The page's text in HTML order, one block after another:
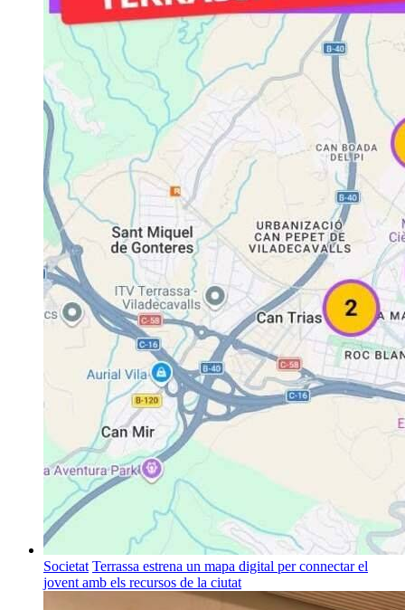
Societat Terrassa estrena un mapa digital per connectar el
jovent amb els recursos de la ciutat